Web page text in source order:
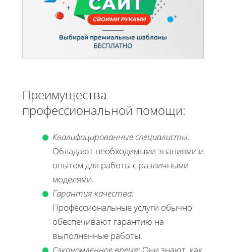
Преимущества
профессиональной помощи:
Квалифицированные специалисты:
Обладают необходимыми знаниями и
опытом для работы с различными
моделями.
Гарантия качества:
Профессиональные услуги обычно
обеспечивают гарантию на
выполненные работы.
Сэкономленное время: Они знают, как